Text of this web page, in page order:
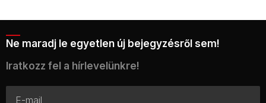
Ne maradj le egyetlen új bejegyzésről sem!
Iratkozz fel a hírlevelünkre!